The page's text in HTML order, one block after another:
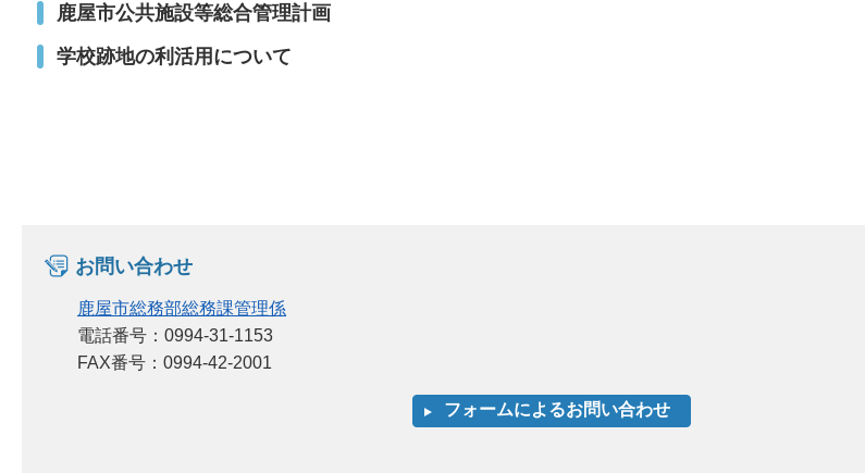
鹿屋市公共施設等総合管理計画
学校跡地の利活用について
お問い合わせ
鹿屋市総務部総務課管理係
電話番号：0994-31-1153
FAX番号：0994-42-2001